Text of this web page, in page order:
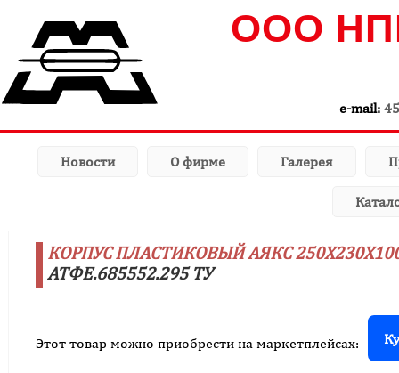
ООО
e-mail:
Новости О фирме Галерея
КОРПУС ПЛАСТИКОВЫЙ АЯКС
АТФЕ.685552.295 ТУ
Этот товар можно приобрести на маркетплейсах: